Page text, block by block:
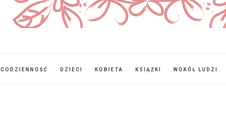
CODZIENNOŚĆ DZIECI KOBIETA KSIĄŻKI WOKÓŁ LUDZI